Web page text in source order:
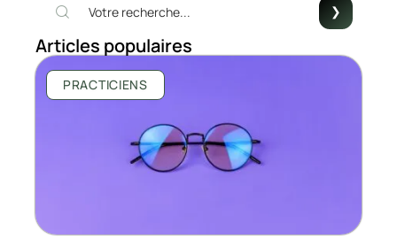
Articles populaires
PRACTICIENS